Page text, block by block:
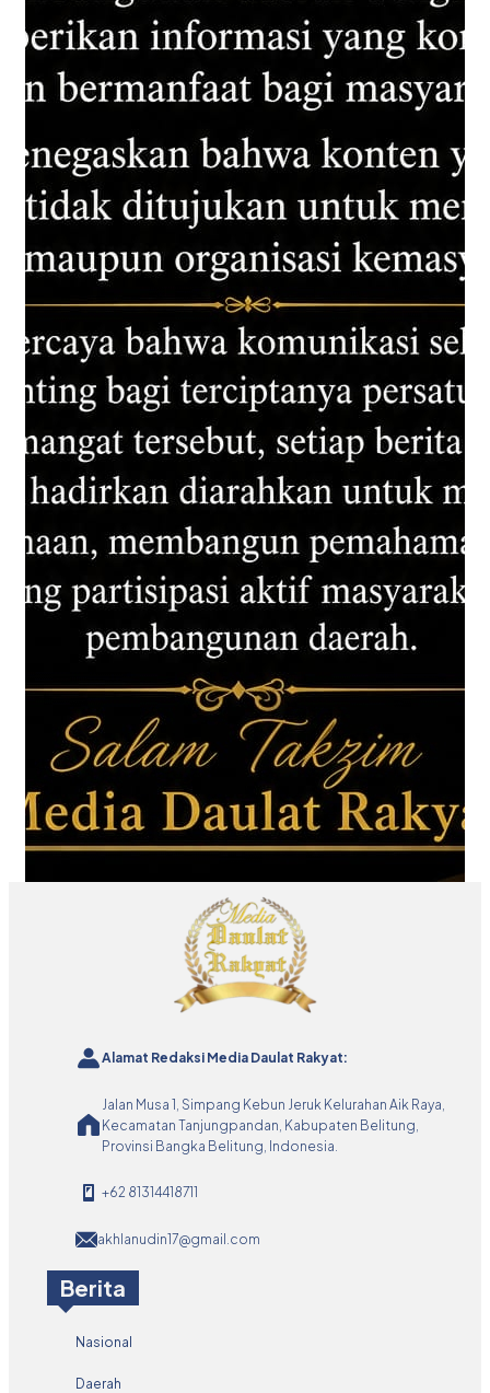
Alamat Redaksi Media Daulat Rakyat:
Jalan Musa 1, Simpang Kebun Jeruk Kelurahan Aik Raya,
Kecamatan Tanjungpandan, Kabupaten Belitung,
Provinsi Bangka Belitung, Indonesia.
+62 81314418711
akhlanudin17@gmail.com
Berita
Nasional
Daerah